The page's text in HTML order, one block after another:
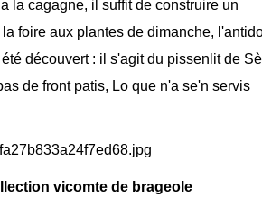
la cagagne, il suffit de construire un
foire aux plantes de dimanche,
découvert : il s'agit du pissenlit de
de front patis, Lo que n'a se'n servis
vicomte de brageole